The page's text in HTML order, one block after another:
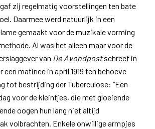
gaf zij regelmatig voorstellingen ten bate
Daarmee werd natuurlijk in een
gemaakt voor de muzikale vorming
Al was het alleen maar voor de
van De Avondpostschreef in
een matinee in april 1919 ten behoeve
tot bestrijding der Tuberculose: “Een
voor de kleintjes, die met gloeiende
oogen hun lang niet altijd
volbrachten. Enkele onwillige armpjes